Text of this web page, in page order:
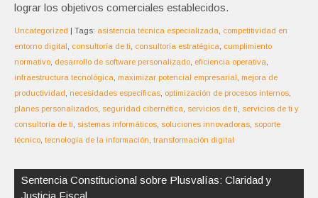
lograr los objetivos comerciales establecidos.
Uncategorized | Tags: asistencia técnica especializada
competitividad en
entorno digital
consultoría de ti consultoría estratégica
cumplimiento
normativo desarrollo de software personalizado eficiencia operativa
infraestructura tecnológica
maximizar potencial empresarial
mejora de
productividad
necesidades específicas optimización de procesos internos
planes personalizados seguridad cibernética servicios de ti
servicios de ti y
consultoría de ti
sistemas informáticos soluciones innovadoras soporte
técnico tecnología de la información transformación digital
de
entradas
Sentencia Constitucional sobre Plusvalías: Claridad y